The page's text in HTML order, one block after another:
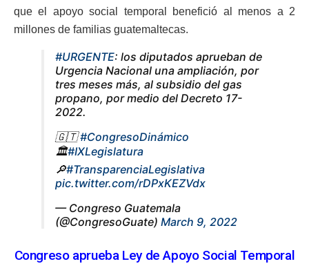
que el apoyo social temporal benefició al menos a 2
millones de familias guatemaltecas.
#URGENTE: los diputados aprueban de
Urgencia Nacional una ampliación, por
tres meses más, al subsidio del gas
propano, por medio del Decreto 17-
2022.
🇬🇹#CongresoDinámico
🏛️#IXLegislatura
🔎#TransparenciaLegislativa
pic.twitter.com/rDPxKEZVdx
— Congreso Guatemala
(@CongresoGuate) March 9, 2022
Congreso aprueba Ley de Apoyo Social Temporal